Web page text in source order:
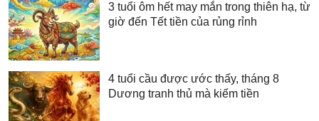
3 tuổi ôm hết may mắn trong thiên hạ, từ
giờ đến Tết tiền của rủng rỉnh
4 tuổi cầu được ước thấy, tháng 8
Dương tranh thủ mà kiếm tiền